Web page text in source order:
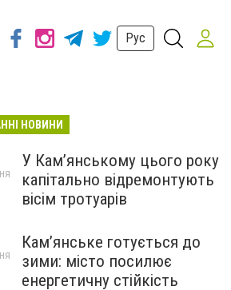
Рус
НОВИНИ
У Кам’янському цього року
капітально відремонтують
вісім тротуарів
Кам’янське готується до
зими: місто посилює
енергетичну стійкість